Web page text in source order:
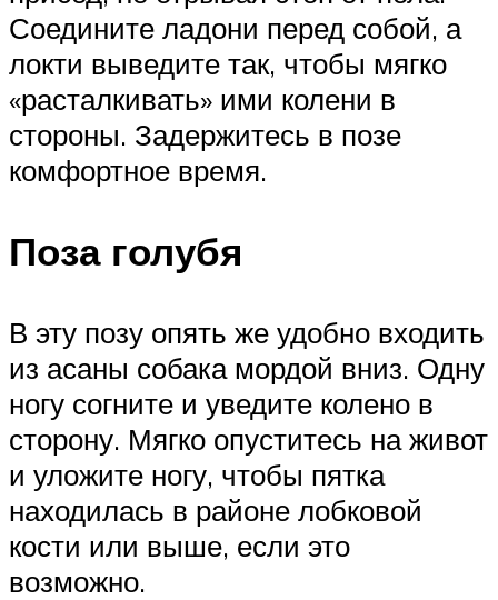
Соедините ладони перед собой, а
локти выведите так, чтобы мягко
«расталкивать» ими колени в
стороны. Задержитесь в позе
комфортное время.
Поза голубя
В эту позу опять же удобно входить
из асаны собака мордой вниз. Одну
ногу согните и уведите колено в
сторону. Мягко опуститесь на живот
и уложите ногу, чтобы пятка
находилась в районе лобковой
кости или выше, если это
возможно.